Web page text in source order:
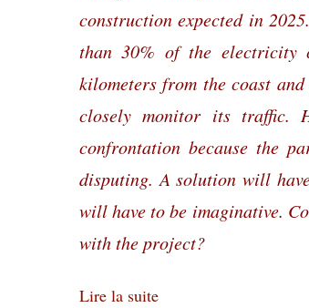
construction expected in
than 30% of the electricity
kilometers from the coast
closely monitor its traffic.
confrontation because the
disputing. A solution will
will have to be imaginative.
with the project?
Lire la suite